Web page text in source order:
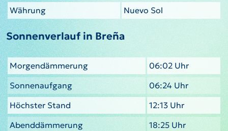
Währung
Nuevo Sol
Sonnenverlauf in Breña
Morgendämmerung
06:02 Uhr
Sonnenaufgang
06:24 Uhr
Höchster Stand
12:13 Uhr
Abenddämmerung
18:25 Uhr